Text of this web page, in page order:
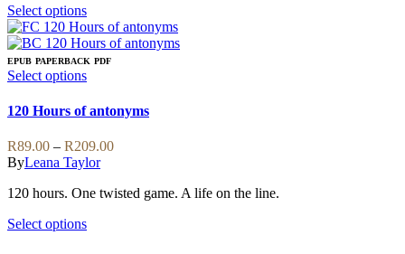
Select optionsThis
product
has
multiple
variants.
options
be
chosen
on
the
page
EPUB PAPERBACK PDF
Select optionsThis
has
multiple
variants.
The
options
may
chosen
120 Hours of antonyms
R89.00 – R209.00Price
through
ByLeana Taylor
120 hours. One twisted game. A life on the line.
Select optionsThis